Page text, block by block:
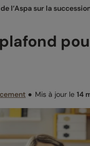
l’Aspa sur la
● Mis à jour le 14